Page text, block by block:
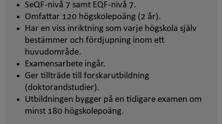
SeQF-nivå 7 samt EQF-nivå 7.
Omfattar 120 högskolepoäng (2 år).
Har en viss inriktning som varje högskola själv
bestämmer och fördjupning inom ett
huvudområde.
Examensarbete ingår.
Ger tillträde till forskarutbildning
(doktorandstudier).
Utbildningen bygger på en tidigare examen om
minst 180 högskolepoäng.